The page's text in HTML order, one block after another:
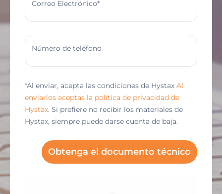
Correo Electrónico*
Número de teléfono
*Al enviar, acepta las condiciones de Hystax Al
enviarlos aceptas la política de privacidad de
Hystax. Si prefiere no recibir los materiales de
Hystax, siempre puede darse cuenta de baja.
Obtenga el documento técnico